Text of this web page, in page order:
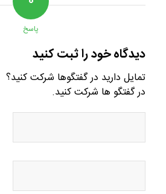
پاسخ
دیدگاه خود را ثبت کنید
تمایل دارید در گفتگوها شرکت کنید؟
در گفتگو ها شرکت کنید.